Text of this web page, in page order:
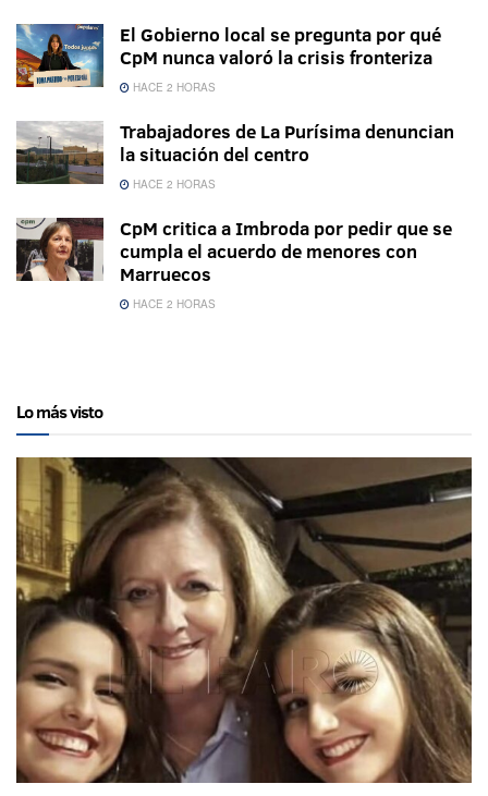
El Gobierno local se pregunta por qué
CpM nunca valoró la crisis fronteriza
HACE 2 HORAS
Trabajadores de La Purísima denuncian
la situación del centro
HACE 2 HORAS
CpM critica a Imbroda por pedir que se
cumpla el acuerdo de menores con
Marruecos
HACE 2 HORAS
Lo más visto